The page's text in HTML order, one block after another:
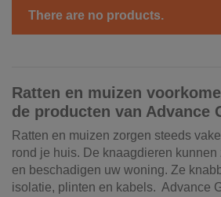
There are no products.
Ratten en muizen
de producten van Advance
Ratten en muizen zorgen steeds
rond je huis. De knaagdieren
en beschadigen uw woning. Ze
isolatie, plinten en kabels. Advance